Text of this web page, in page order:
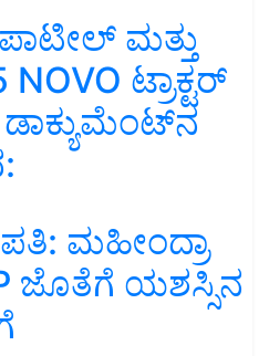
ಮತ್ತು
ಟ್ರಾಕ್ಟರ್
ಮಹೀಂದ್ರಾ
ಜೊತೆಗೆ ಯಶಸ್ಸಿನ